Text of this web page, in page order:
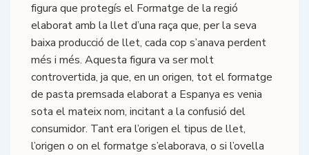
figura que protegís el Formatge de la regió
elaborat amb la llet d’una raça que, per la seva
baixa producció de llet, cada cop s’anava perdent
més i més. Aquesta figura va ser molt
controvertida, ja que, en un origen, tot el formatge
de pasta premsada elaborat a Espanya es venia
sota el mateix nom, incitant a la confusió del
consumidor. Tant era l’origen el tipus de llet,
l’origen o on el formatge s’elaborava, o si l’ovella